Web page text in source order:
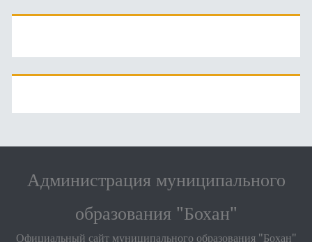
Администрация муниципального
образования "Бохан"
Официальный сайт муниципального образования "Бохан"